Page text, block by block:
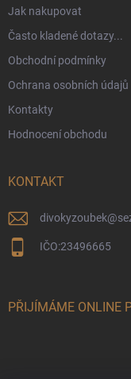
Jak nakupovat
Často kladené dotazy...
Obchodní podmínky
Ochrana osobních údajů
Kontakty
Hodnocení obchodu
KONTAKT
divokyzoubek@
IČO:23496665
PŘIJÍMÁME ONLINE